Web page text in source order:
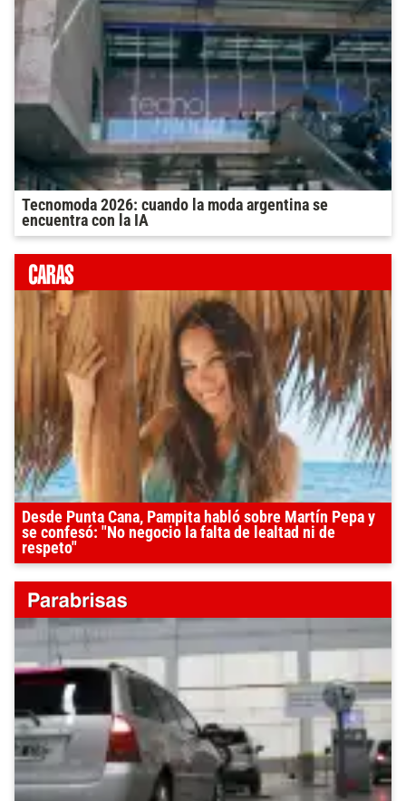
Tecnomoda 2026: cuando la moda argentina se
encuentra con la IA
Desde Punta Cana, Pampita habló sobre Martín Pepa y
se confesó: "No negocio la falta de lealtad ni de
respeto"